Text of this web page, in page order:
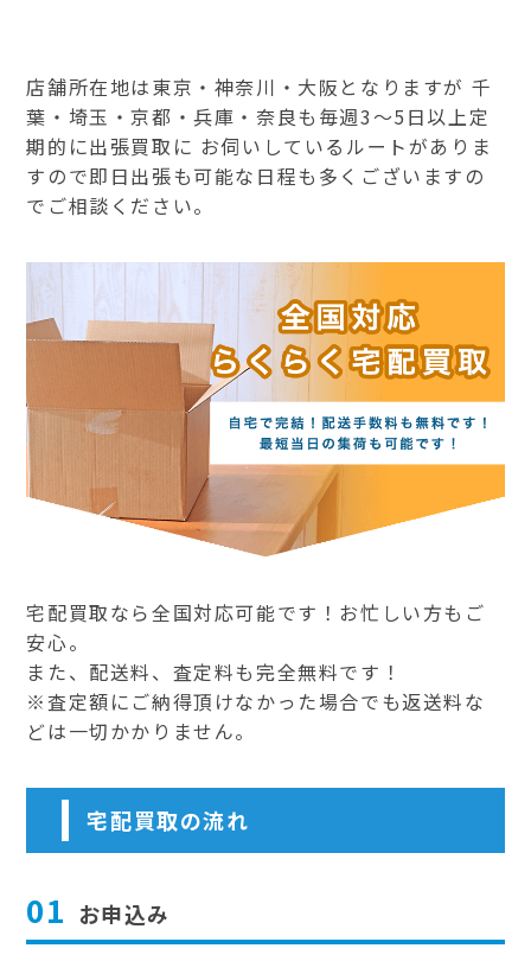
店舗所在地は東京・神奈川・大阪となりますが 千
葉・埼玉・京都・兵庫・奈良も毎週3～5日以上定
期的に出張買取に お伺いしているルートがありま
すので即日出張も可能な日程も多くございますの
でご相談ください。
宅配買取なら全国対応可能です！お忙しい方もご
安心。
また、配送料、査定料も完全無料です！
※査定額にご納得頂けなかった場合でも返送料な
どは一切かかりません。
宅配買取の流れ
01 お申込み